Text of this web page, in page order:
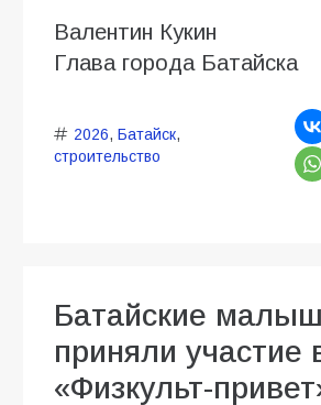
Валентин Кукин
Глава города Батайска
2026, Батайск,
строительство
Батайские
приняли участие
«Физкульт-